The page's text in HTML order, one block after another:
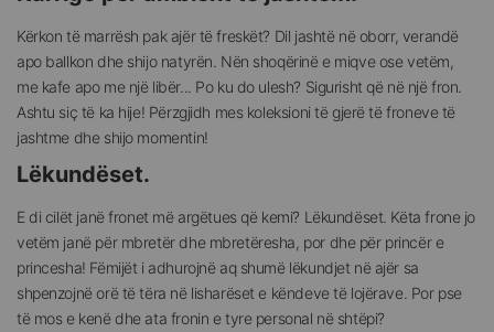
Kërkon të marrësh pak ajër të freskët? Dil jashtë në oborr, verandë
apo ballkon dhe shijo natyrën. Nën shoqërinë e miqve ose vetëm,
me kafe apo me një libër... Po ku do ulesh? Sigurisht që në një fron.
Ashtu siç të ka hije! Përzgjidh mes koleksioni të gjerë të froneve të
jashtme dhe shijo momentin!
Lëkundëset.
E di cilët janë fronet më argëtues që kemi? Lëkundëset. Këta frone jo
vetëm janë për mbretër dhe mbretëresha, por dhe për princër e
princesha! Fëmijët i adhurojnë aq shumë lëkundjet në ajër sa
shpenzojnë orë të tëra në lisharëset e këndeve të lojërave. Por pse
të mos e kenë dhe ata fronin e tyre personal në shtëpi?